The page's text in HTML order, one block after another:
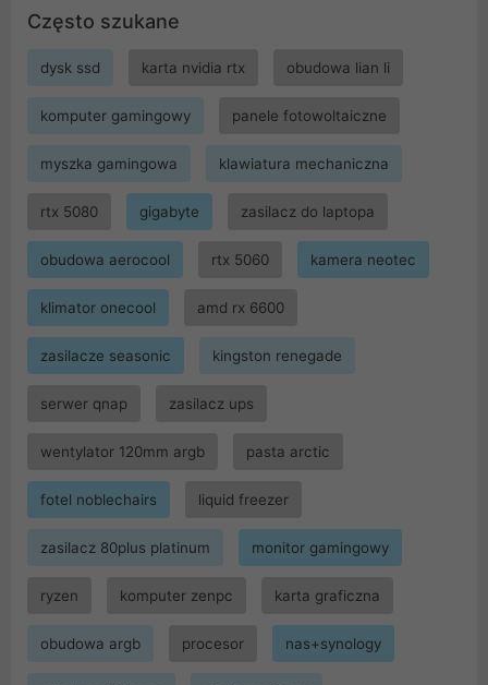
Często szukane
dysk ssd karta nvidia rtx obudowa lian li
komputer gamingowy panele fotowoltaiczne
myszka gamingowa klawiatura mechaniczna
rtx 5080 gigabyte zasilacz do laptopa
obudowa aerocool rtx 5060 kamera neotec
klimator onecool amd rx 6600
zasilacze seasonic kingston renegade
serwer qnap zasilacz ups
wentylator 120mm argb pasta arctic
fotel noblechairs liquid freezer
zasilacz 80plus platinum monitor gamingowy
ryzen komputer zenpc karta graficzna
obudowa argb procesor nas+synology